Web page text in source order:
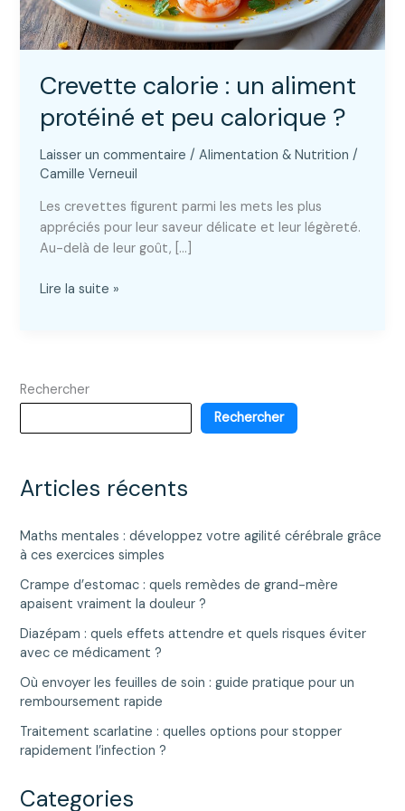
Crevette calorie : un aliment
protéiné et peu calorique ?
Laisser un commentaire /Alimentation & Nutrition /
Camille Verneuil
Les crevettes figurent parmi les mets les plus
appréciés pour leur saveur délicate et leur légèreté.
Au-delà de leur goût, […]
Crevette
protéiné
peu
Lire la suite »
Rechercher
Rechercher
Articles récents
Maths mentales : développez votre agilité cérébrale grâce
à ces exercices simples
Crampe d’estomac : quels remèdes de grand-mère
apaisent vraiment la douleur ?
Diazépam : quels effets attendre et quels risques éviter
avec ce médicament ?
Où envoyer les feuilles de soin : guide pratique pour un
remboursement rapide
Traitement scarlatine : quelles options pour stopper
rapidement l’infection ?
Categories